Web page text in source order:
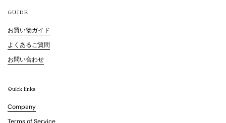
GUIDE
お買い物ガイド
よくあるご質問
お問い合わせ
Quick links
Company